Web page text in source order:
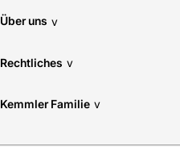
Über uns v
Rechtliches v
Kemmler Familie v